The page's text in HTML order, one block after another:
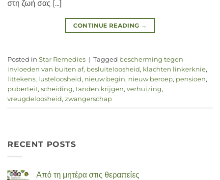
στη ζωή σας [...]
CONTINUE READING →
Posted in Star Remedies | Tagged bescherming tegen
invloeden van buiten af, besluiteloosheid, klachten linkerknie,
littekens, lusteloosheid, nieuw begin, nieuw beroep, pensioen,
puberteit, scheiding, tanden krijgen, verhuizing,
vreugdeloosheid, zwangerschap
RECENT POSTS
Από τη μητέρα στις θεραπείες